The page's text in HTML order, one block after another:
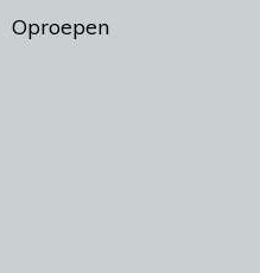
Oproepen